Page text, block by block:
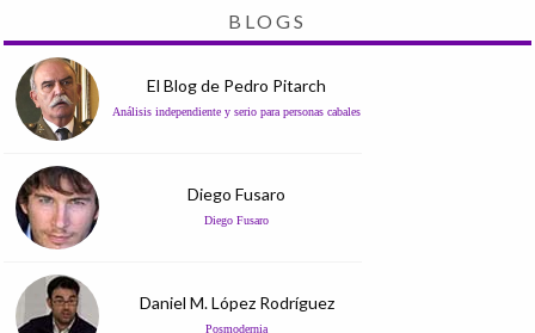
BLOGS
El Blog de Pedro Pitarch
Análisis independiente y serio para personas cabales
Diego Fusaro
Diego Fusaro
Daniel M. López Rodríguez
Posmodernia